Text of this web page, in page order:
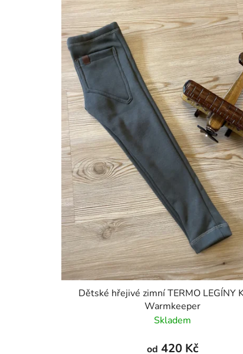
Dětské hřejivé zimní TERMO LEGÍNY
Warmkeeper
Skladem
od 420 Kč